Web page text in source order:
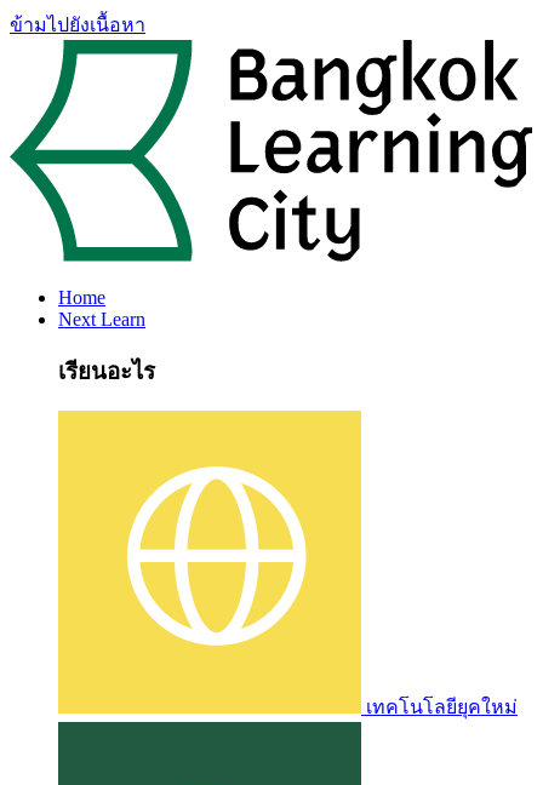
ข้ามไปยังเนื้อหา
Home
Next Learn
เรียนอะไร
เทคโนโลยียุคใหม่